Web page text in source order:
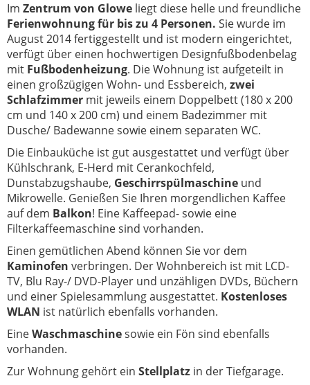
Im Zentrum von Glowe liegt diese helle und freundliche
Ferienwohnung für bis zu 4 Personen. Sie wurde im
August 2014 fertiggestellt und ist modern eingerichtet,
verfügt über einen hochwertigen Designfußbodenbelag
mit Fußbodenheizung. Die Wohnung ist aufgeteilt in
einen großzügigen Wohn- und Essbereich, zwei
Schlafzimmer mit jeweils einem Doppelbett (180 x 200
cm und 140 x 200 cm) und einem Badezimmer mit
Dusche/ Badewanne sowie einem separaten WC.
Die Einbauküche ist gut ausgestattet und verfügt über
Kühlschrank, E-Herd mit Cerankochfeld,
Dunstabzugshaube, Geschirrspülmaschine und
Mikrowelle. Genießen Sie Ihren morgendlichen Kaffee
auf dem Balkon! Eine Kaffeepad- sowie eine
Filterkaffeemaschine sind vorhanden.
Einen gemütlichen Abend können Sie vor dem
Kaminofen verbringen. Der Wohnbereich ist mit LCD-
TV, Blu Ray-/ DVD-Player und unzähligen DVDs, Büchern
und einer Spielesammlung ausgestattet. Kostenloses
WLAN ist natürlich ebenfalls vorhanden.
EineWaschmaschinesowie ein Fön sind ebenfalls
vorhanden.
Zur Wohnung gehört ein Stellplatz in der Tiefgarage.